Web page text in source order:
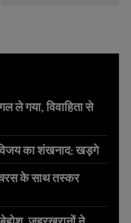
ले गया, विवाहिता से
विजय का शंखनाद: खड़गे
चरस के साथ तस्कर